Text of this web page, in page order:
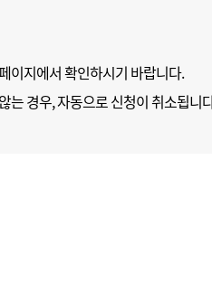
이지에서 확인하시기 바랍니다.
는 경우, 자동으로 신청이 취소됩니